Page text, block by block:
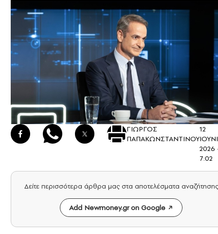
ΓΙΩΡΓΟΣ
ΠΑΠΑΚΩΝΣΤΑΝΤΙΝΟΥ
12
2026
7:02
Δείτε περισσότερα άρθρα μας στα αποτελέσματα αναζήτησης
Add Newmoney.gr on Google